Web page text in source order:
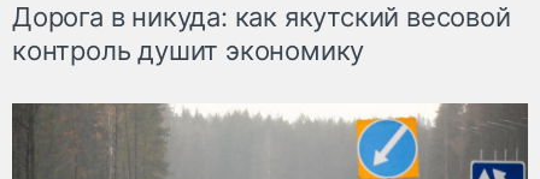
Дорога в никуда: как якутский весовой
контроль душит экономику